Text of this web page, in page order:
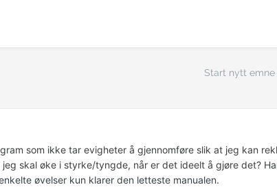
Start nytt emne
som ikke tar evigheter å gjennomføre slik at jeg kan
jeg skal øke i styrke/tyngde, når er det ideelt å gjøre det?
øvelser kun klarer den letteste manualen.